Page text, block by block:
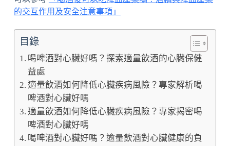
的交互作用及安全注意事項」
目錄
喝啤酒對心臟好嗎？探索適量飲酒的心臟保健
益處
適量飲酒如何降低心臟疾病風險？專家解析喝
啤酒對心臟好嗎
適量飲酒如何降低心臟疾病風險？專家揭密喝
啤酒對心臟好嗎
喝啤酒對心臟好嗎？逾量飲酒對心臟健康的負